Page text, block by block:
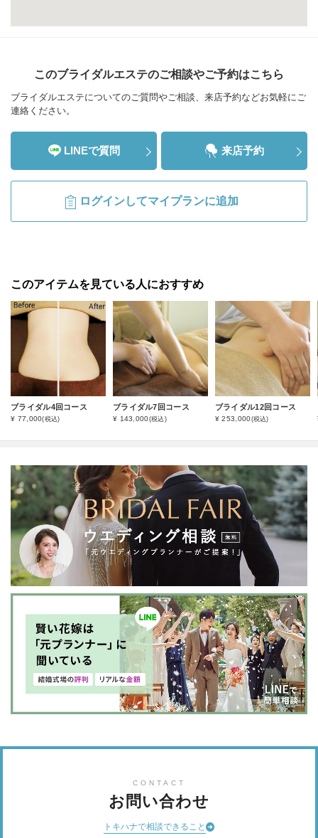
このブライダルエステのご相談やご予約はこちら
ブライダルエステについてのご質問やご相談、来店予約などお気軽にご
連絡ください。
LINEで質問 来店予約
ログインしてマイプランに追加
このアイテムを見ている人におすすめ
ブライダル4回コース
¥ 77,000(税込)
ブライダル7回コース
¥ 143,000(税込)
ブライダル12回コース
¥ 253,000(税込)
CONTACT
お問い合わせ
トキハナで相談できること